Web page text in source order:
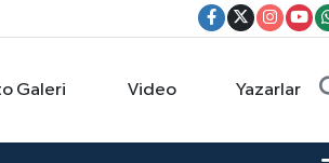
Galeri Video Yazarlar